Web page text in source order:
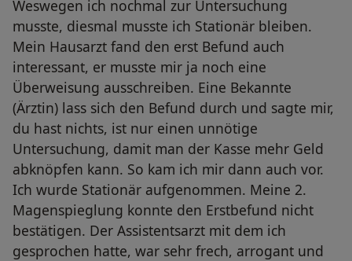
Weswegen ich nochmal zur Untersuchung
musste, diesmal musste ich Stationär bleiben.
Mein Hausarzt fand den erst Befund auch
interessant, er musste mir ja noch eine
Überweisung ausschreiben. Eine Bekannte
(Ärztin) lass sich den Befund durch und sagte mir,
du hast nichts, ist nur einen unnötige
Untersuchung, damit man der Kasse mehr Geld
abknöpfen kann. So kam ich mir dann auch vor.
Ich wurde Stationär aufgenommen. Meine 2.
Magenspieglung konnte den Erstbefund nicht
bestätigen. Der Assistentsarzt mit dem ich
gesprochen hatte, war sehr frech, arrogant und